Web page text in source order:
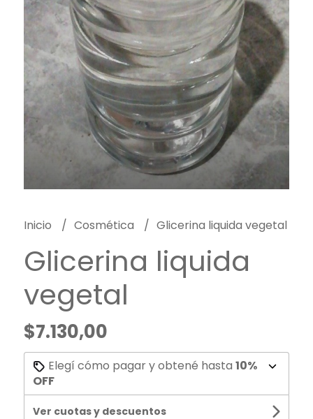
Inicio Cosmética Glicerina liquida vegetal
Glicerina liquida
vegetal
$7.130,00
Elegí cómo pagar y obtené hasta 10%
OFF
Ver cuotas y descuentos